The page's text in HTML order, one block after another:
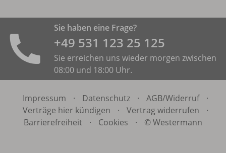
Sie haben eine Frage?
+49 531 ­123 25 125
Sie erreichen uns wieder morgen zwischen
08:00 und 18:00 Uhr.
Impressum · Datenschutz · AGB/Widerruf
·
Verträge hier kündigen
· Vertrag widerrufen
·
Barrierefreiheit
· Cookies · © Westermann